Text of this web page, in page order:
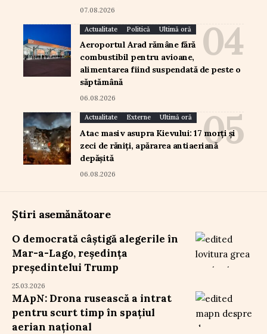
07.08.2026
Actualitate Politică Ultimă oră
Aeroportul Arad rămâne fără
combustibil pentru avioane,
alimentarea fiind suspendată de peste o
săptămână
06.08.2026
Actualitate Externe Ultimă oră
Atac masiv asupra Kievului: 17 morți și
zeci de răniți, apărarea antiaeriană
depășită
06.08.2026
Știri asemănătoare
O democrată câștigă alegerile în
Mar-a-Lago, reședința
președintelui Trump
25.03.2026
MApN: Drona rusească a intrat
pentru scurt timp în spațiul
aerian național